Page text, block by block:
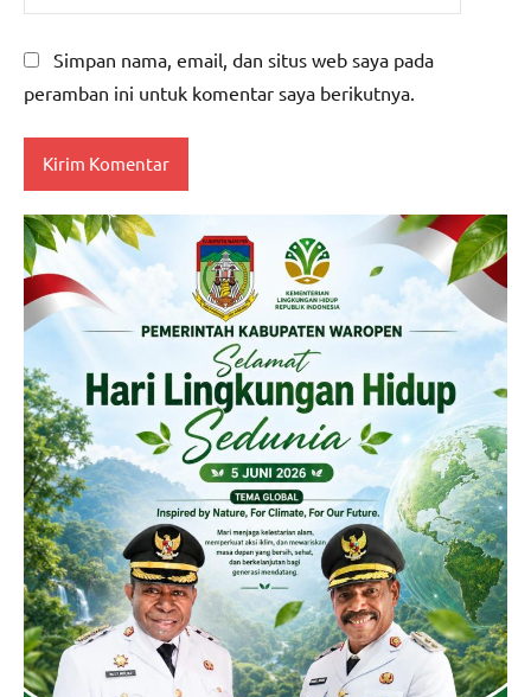
Simpan nama, email, dan situs web saya pada
peramban ini untuk komentar saya berikutnya.